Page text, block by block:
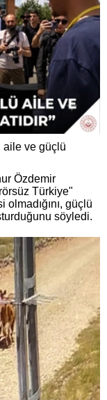
aile ve güçlü
Özdemir
Türkiye"
güçlü
söyledi.